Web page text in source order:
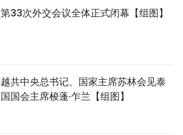
第33次外交会议全体正式闭幕【组图】
越共中央总书记、国家主席苏林会见泰
国国会主席梭蓬·乍兰【组图】